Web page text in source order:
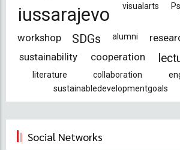
iussarajevo visualarts
workshop SDGs alumni
sustainability cooperation
literature
collaboration
sustainabledevelopmentgoals
Social Networks